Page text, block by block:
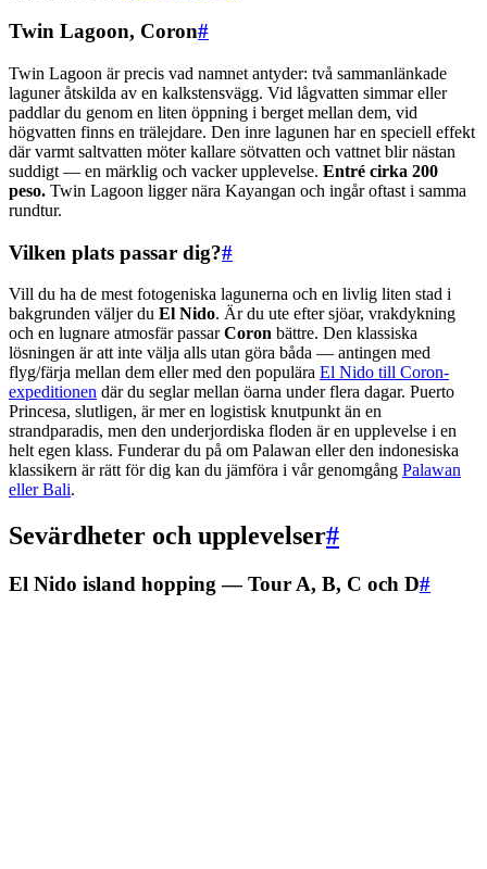
Twin Lagoon, Coron#
Twin Lagoon är precis vad namnet antyder: två sammanlänkade
laguner åtskilda av en kalkstensvägg. Vid lågvatten simmar eller
paddlar du genom en liten öppning i berget mellan dem, vid
högvatten finns en trälejdare. Den inre lagunen har en speciell effekt
där varmt saltvatten möter kallare sötvatten och vattnet blir nästan
suddigt — en märklig och vacker upplevelse. Entré cirka 200
peso. Twin Lagoon ligger nära Kayangan och ingår oftast i samma
rundtur.
Vilken plats passar dig?#
Vill du ha de mest fotogeniska lagunerna och en livlig liten stad i
bakgrunden väljer du El Nido. Är du ute efter sjöar, vrakdykning
och en lugnare atmosfär passarCoron bättre. Den klassiska
lösningen är att inte välja alls utan göra båda — antingen med
flyg/färja mellan dem eller med den populära El Nido till Coron-
expeditionen där du seglar mellan öarna under flera dagar. Puerto
Princesa, slutligen, är mer en logistisk knutpunkt än en
strandparadis, men den underjordiska floden är en upplevelse i en
helt egen klass. Funderar du på om Palawan eller den indonesiska
klassikern är rätt för dig kan du jämföra i vår genomgång Palawan
eller Bali.
Sevärdheter och upplevelser#
El Nido island hopping — Tour A, B, C och D#